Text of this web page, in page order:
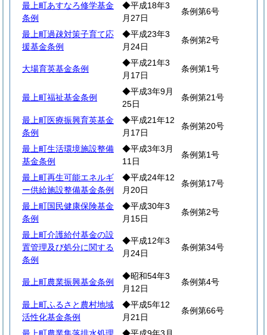
最上町あすなろ修学基金
条例
◆平成18年3
月27日
条例第6号
最上町過疎対策子育て応
援基金条例
◆平成23年3
月24日
条例第2号
大場育英基金条例
◆平成21年3
月17日
条例第1号
最上町福祉基金条例
◆平成3年9月
25日
条例第21号
最上町医療振興育英基金
条例
◆平成21年12
月17日
条例第20号
最上町生活環境施設整備
基金条例
◆平成3年3月
11日
条例第1号
最上町再生可能エネルギ
ー供給施設整備基金条例
◆平成24年12
月20日
条例第17号
最上町国民健康保険基金
条例
◆平成30年3
月15日
条例第2号
最上町介護給付基金の設
置管理及び処分に関する
条例
◆平成12年3
月24日
条例第34号
最上町農業振興基金条例
◆昭和54年3
月12日
条例第4号
最上町ふるさと農村地域
活性化基金条例
◆平成5年12
月21日
条例第66号